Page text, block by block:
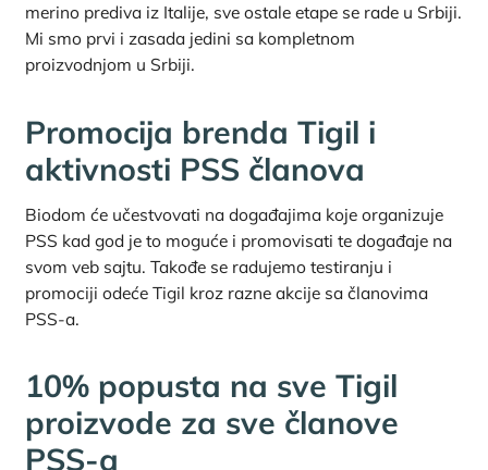
merino prediva iz Italije, sve ostale etape se rade u Srbiji.
Mi smo prvi i zasada jedini sa kompletnom
proizvodnjom u Srbiji.
Promocija brenda Tigil i
aktivnosti PSS članova
Biodom će učestvovati na događajima koje organizuje
PSS kad god je to moguće i promovisati te događaje na
svom veb sajtu. Takođe se radujemo testiranju i
promociji odeće Tigil kroz razne akcije sa članovima
PSS-a.
10% popusta na sve Tigil
proizvode za sve članove
PSS-a